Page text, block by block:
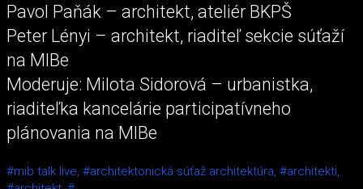
Pavol Paňák – architekt, ateliér BKPŠ
Peter Lényi – architekt, riaditeľ sekcie súťaží
na MIBe
Moderuje: Milota Sidorová – urbanistka,
riaditeľka kancelárie participatívneho
plánovania na MIBe
#mib talk live, #architektonická súťaž architektúra, #architekti,